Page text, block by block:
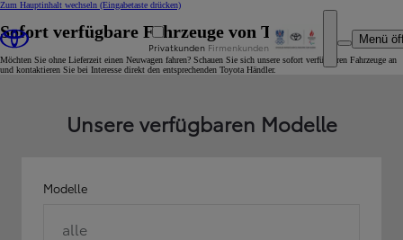
Zum Hauptinhalt wechseln (Eingabetaste drücken)
Privatkunden Firmenkunden
Menü
Sofort verfügbare Fahrzeuge von Toyota
Möchten Sie ohne Lieferzeit einen Neuwagen fahren? Schauen Sie sich unsere sofort verfügbaren Fahrzeuge an
und kontaktieren Sie bei Interesse direkt den entsprechenden Toyota Händler.
Unsere verfügbaren Modelle
Modelle
alle